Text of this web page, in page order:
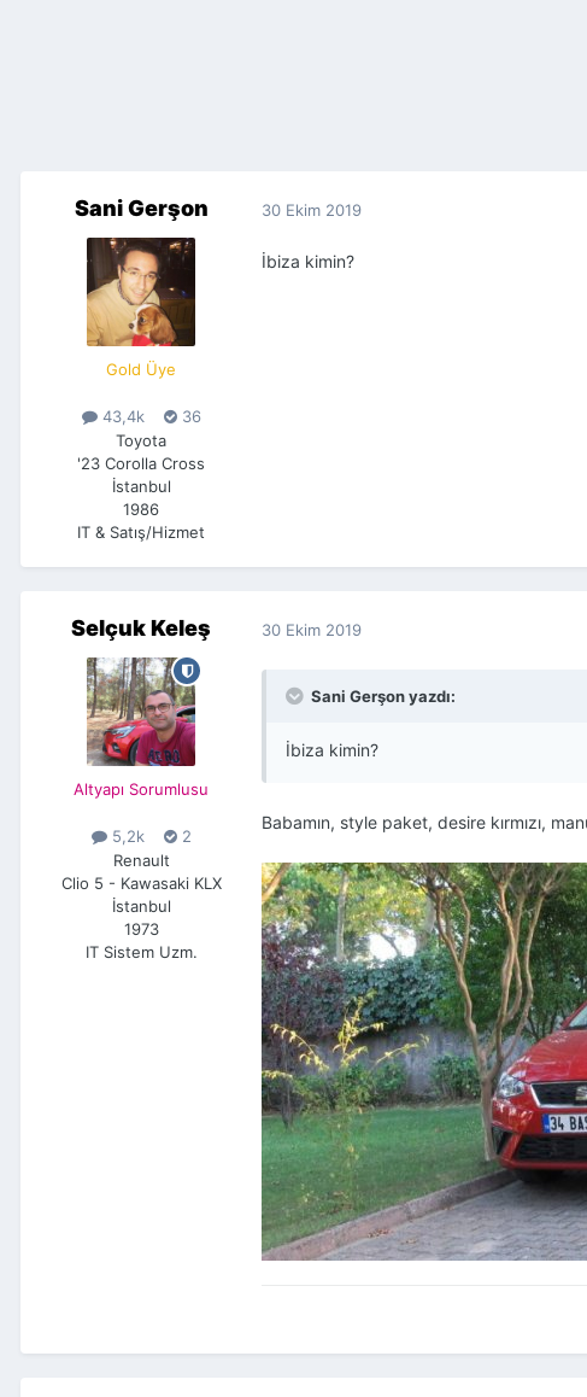
Sani Gerşon
Gold Üye
43,4k
36
Toyota
'23 Corolla Cross
İstanbul
1986
IT & Satış/Hizmet
30 Ekim 2019
İbiza kimin?
Selçuk Keleş
Altyapı Sorumlusu
5,2k
2
Renault
Clio 5 - Kawasaki KLX
İstanbul
1973
IT Sistem Uzm.
30 Ekim 2019
Sani Gerşon yazdı:
İbiza kimin?
Babamın, style paket, desire kırmızı,